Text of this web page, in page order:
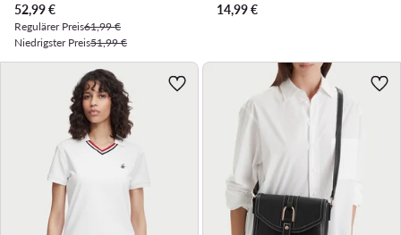
Aktueller Preis
52,99€
Regulärer Preis61,99 €
Niedrigster Preis51,99 €
14,99€